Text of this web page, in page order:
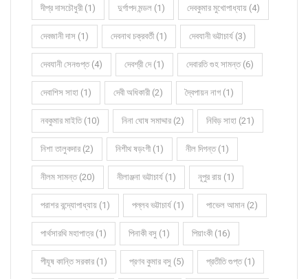
দীপ্র দাসচৌধুরী (1) দুর্গাপদ মন্ডল (1) দেবকুমার মুখোপাধ্যায় (4)
দেবজানী দাস (1) দেবনাথ চক্রবর্তী (1) দেবযানী ভট্টাচার্য (3)
দেবযানী সেনগুপ্ত (4) দেবশ্রী দে (1) দেবারতি গুহ সামন্ত (6)
দেবাশিস সাহা (1) দেবী অধিকারী (2) দ্বৈপায়ন নাগ (1)
নবকুমার মাইতি (10) নিনা ঘোষ সমাদ্দার (2) নিবিড় সাহা (21)
নিশা তালুকদার (2) নিশীথ ষড়ংগী (1) নীল দিগন্ত (1)
নীলম সামন্ত (20) নীলাঞ্জনা ভট্টাচার্য (1) নূপুর রায় (1)
পরাশর বন্দ্যোপাধ্যায় (1) পল্লব ভট্টাচার্য (1) পাভেল আমান (2)
পার্থসারথি মহাপাত্র (1) পিনাকী বসু (1) পিয়াংকী (16)
পীযূষ কান্তি সরকার (1) প্রণব কুমার বসু (5) প্রতীতি গুপ্ত (1)